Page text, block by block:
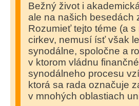
Bežný život i
ale na našich besedách
Rozumieť tejto téme (a
cirkev, nemusí ísť však
synodálne, spoločne a
v ktorom vládnu
synodálneho procesu
ktorá sa rada označuje
v mnohých oblastiach